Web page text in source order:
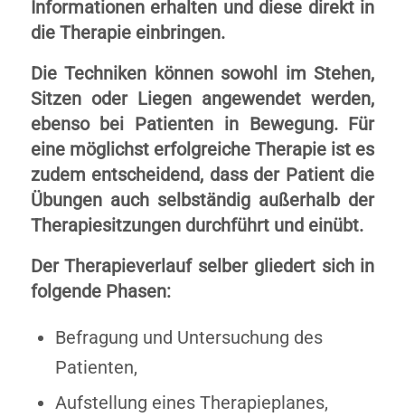
Informationen erhalten und diese direkt in
die Therapie einbringen.
Die Techniken können sowohl im Stehen,
Sitzen oder Liegen angewendet werden,
ebenso bei Patienten in Bewegung. Für
eine möglichst erfolgreiche Therapie ist es
zudem entscheidend, dass der Patient die
Übungen auch selbständig außerhalb der
Therapiesitzungen durchführt und einübt.
Der Therapieverlauf selber gliedert sich in
folgende Phasen:
Befragung und Untersuchung des
Patienten,
Aufstellung eines Therapieplanes,